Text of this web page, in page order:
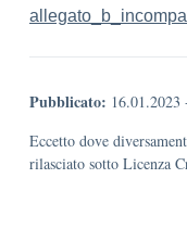
Pubblicato: 16.01.2023
Eccetto dove
rilasciato sotto Licenza